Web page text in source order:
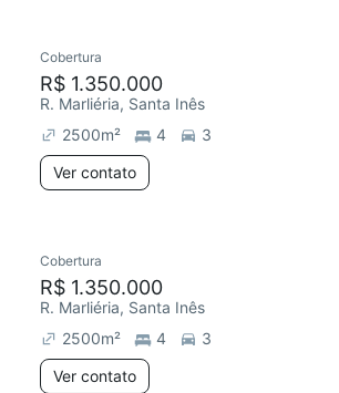
Redecorar
Cobertura
R$ 1.350.000
R. Marliéria, Santa Inês
2500m² 4
3
Ver contato
Chegou este mês
Cobertura
R$ 1.350.000
R. Marliéria, Santa Inês
2500m² 4
3
Ver contato